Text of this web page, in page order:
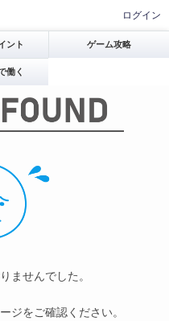
ログイン
ント ゲーム攻略
働く
ませんでした。
ジをご確認ください。